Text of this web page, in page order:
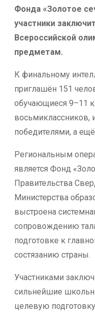
Фонда «Золотое
участники
Всероссийской
предметам.
К финальному
приглашён 151
обучающиеся 9–11
восьмиклассников,
победителями, а
Региональным
является Фонд
Правительства
Министерства
выстроена
сопровождению
подготовке к
состязанию страны.
Участниками
сильнейшие
целевую